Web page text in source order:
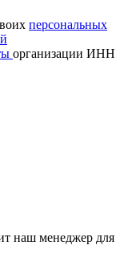
персональных
организации ИНН
наш менеджер для